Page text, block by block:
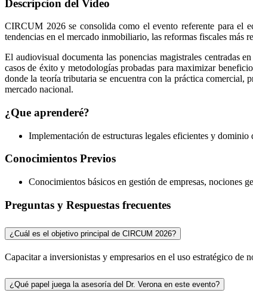
Descripcion del Video
CIRCUM 2026 se consolida como el evento referente para el
tendencias en el mercado inmobiliario, las reformas fiscales más
El audiovisual documenta las ponencias magistrales centradas
casos de éxito y metodologías probadas para maximizar
donde la teoría tributaria se encuentra con la práctica comercial,
mercado nacional.
¿Que aprenderé?
Implementación de estructuras legales eficientes y
Conocimientos Previos
Conocimientos básicos en gestión de empresas, nociones
Preguntas y Respuestas frecuentes
¿Cuál es el objetivo principal de CIRCUM 2026?
Capacitar a inversionistas y empresarios en el uso estratégico
¿Qué papel juega la asesoría del Dr. Verona en este evento?